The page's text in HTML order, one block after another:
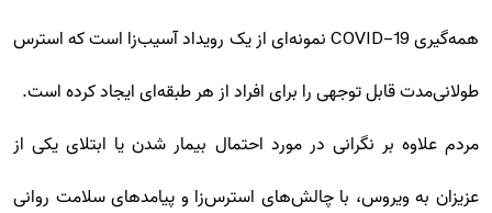
همه‌گیری COVID-19 نمونه‌ای از یک رویداد آسیب‌زا است که استرس
طولانی‌مدت قابل توجهی را برای افراد از هر طبقه‌ای ایجاد کرده است.
مردم علاوه بر نگرانی در مورد احتمال بیمار شدن یا ابتلای یکی از
عزیزان به ویروس، با چالش‌های استرس‌زا و پیامدهای سلامت روانی